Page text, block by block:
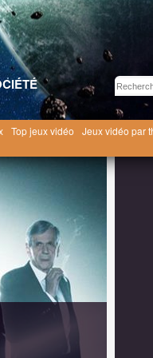
Top jeux vidéo Jeux vidéo par